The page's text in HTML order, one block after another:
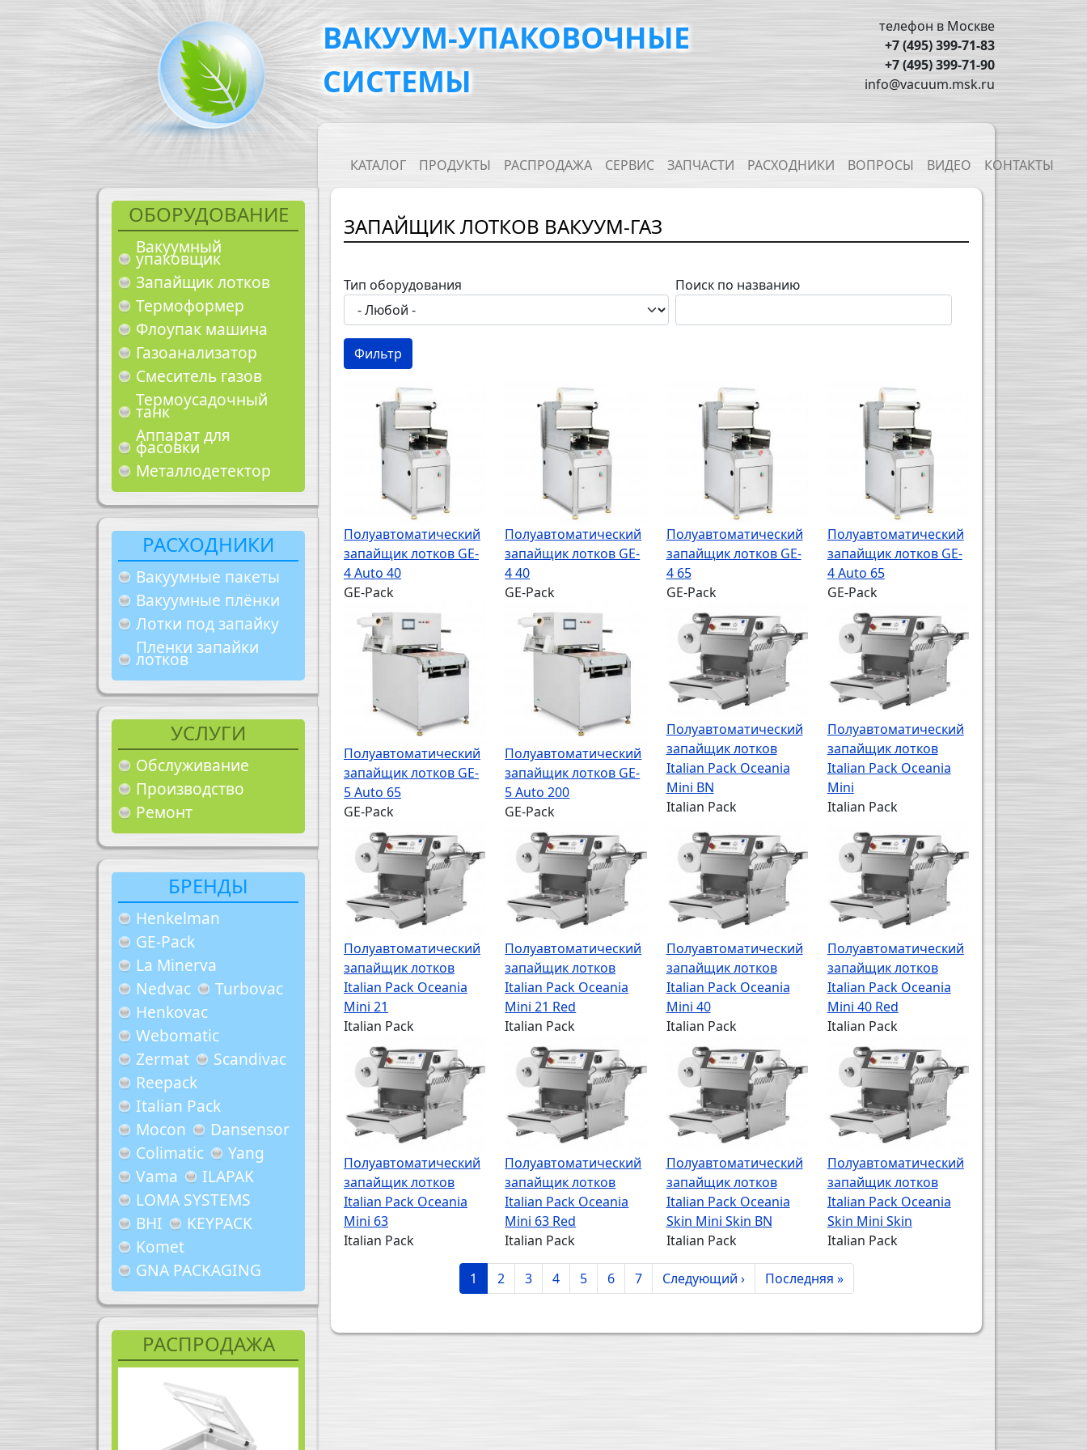
Перейти к основному содержанию
ВАКУУМ-УПАКОВОЧНЫЕ
СИСТЕМЫ
телефон в Москве
+7 (495) 399-71-83
+7 (495) 399-71-90
info@vacuum.msk.ru
ОБОРУДОВАНИЕ
Вакуумный
упаковщик
Запайщик лотков
Термоформер
Флоупак машина
Газоанализатор
Смеситель газов
Термоусадочный
танк
Аппарат для
фасовки
Металлодетектор
РАСХОДНИКИ
Вакуумные пакеты
Вакуумные плёнки
Лотки под запайку
Пленки запайки
лотков
УСЛУГИ
Обслуживание
Производство
Ремонт
БРЕНДЫ
Henkelman
GE-Pack
La Minerva
Nedvac
Turbovac
Henkovac
Webomatic
Zermat
Scandivac
Reepack
Italian Pack
Mocon
Dansensor
Colimatic
Yang
Vama
ILAPAK
LOMA SYSTEMS
BHI
KEYPACK
Komet
GNA PACKAGING
РАСПРОДАЖА
Main navigation
КАТАЛОГ ПРОДУКТЫ РАСПРОДАЖА СЕРВИС ЗАПЧАСТИ РАСХОДНИКИ ВОПРОСЫ ВИДЕО КОНТАКТЫ
ЗАПАЙЩИК ЛОТКОВ ВАКУУМ-ГАЗ
Тип оборудования Поиск по названию
Полуавтоматический
запайщик лотков GE-
4 Auto 40
GE-Pack
Полуавтоматический
запайщик лотков GE-
4 40
GE-Pack
Полуавтоматический
запайщик лотков GE-
4 65
GE-Pack
Полуавтоматический
запайщик лотков GE-
4 Auto 65
GE-Pack
Полуавтоматический
запайщик лотков GE-
5 Auto 65
GE-Pack
Полуавтоматический
запайщик лотков GE-
5 Auto 200
GE-Pack
Полуавтоматический
запайщик лотков
Italian Pack Oceania
Mini BN
Italian Pack
Полуавтоматический
запайщик лотков
Italian Pack Oceania
Mini
Italian Pack
Полуавтоматический
запайщик лотков
Italian Pack Oceania
Mini 21
Italian Pack
Полуавтоматический
запайщик лотков
Italian Pack Oceania
Mini 21 Red
Italian Pack
Полуавтоматический
запайщик лотков
Italian Pack Oceania
Mini 40
Italian Pack
Полуавтоматический
запайщик лотков
Italian Pack Oceania
Mini 40 Red
Italian Pack
Полуавтоматический
запайщик лотков
Italian Pack Oceania
Mini 63
Italian Pack
Полуавтоматический
запайщик лотков
Italian Pack Oceania
Mini 63 Red
Italian Pack
Полуавтоматический
запайщик лотков
Italian Pack Oceania
Skin Mini Skin BN
Italian Pack
Полуавтоматический
запайщик лотков
Italian Pack Oceania
Skin Mini Skin
Italian Pack
Нумерация страниц
Текущая страница
1 Page
2 Page
3 Page
4 Page
5 Page
6 Page
7 Следующая страница
Следующий › Последняя страница
Последняя »